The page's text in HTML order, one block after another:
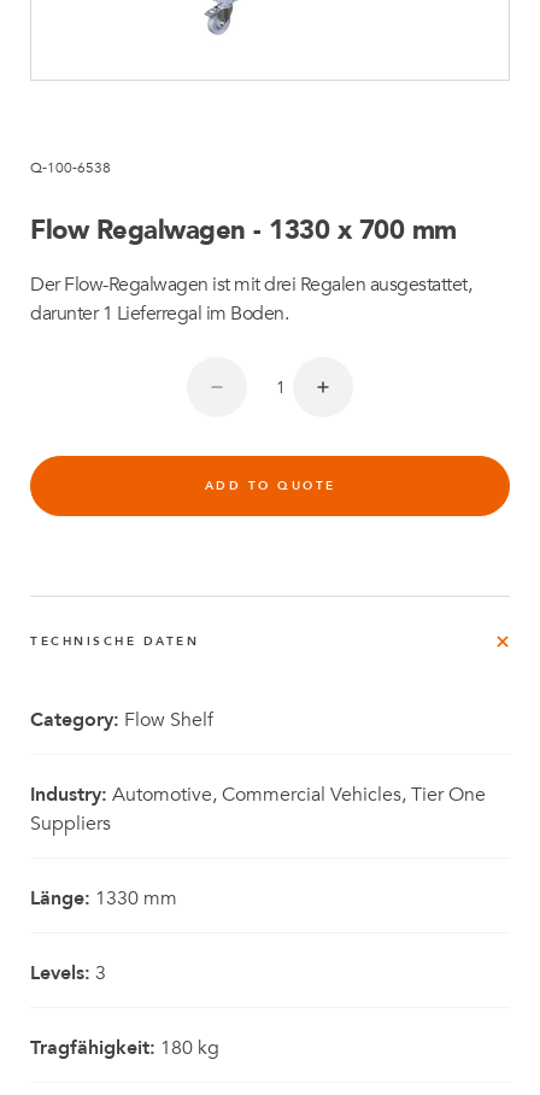
Q-100-6538
Flow Regalwagen - 1330 x 700 mm
Der Flow-Regalwagen ist mit drei Regalen ausgestattet,
darunter 1 Lieferregal im Boden.
ADD TO QUOTE
TECHNISCHE DATEN
Category: Flow Shelf
Industry: Automotive, Commercial Vehicles, Tier One
Suppliers
Länge: 1330 mm
Levels: 3
Tragfähigkeit: 180 kg